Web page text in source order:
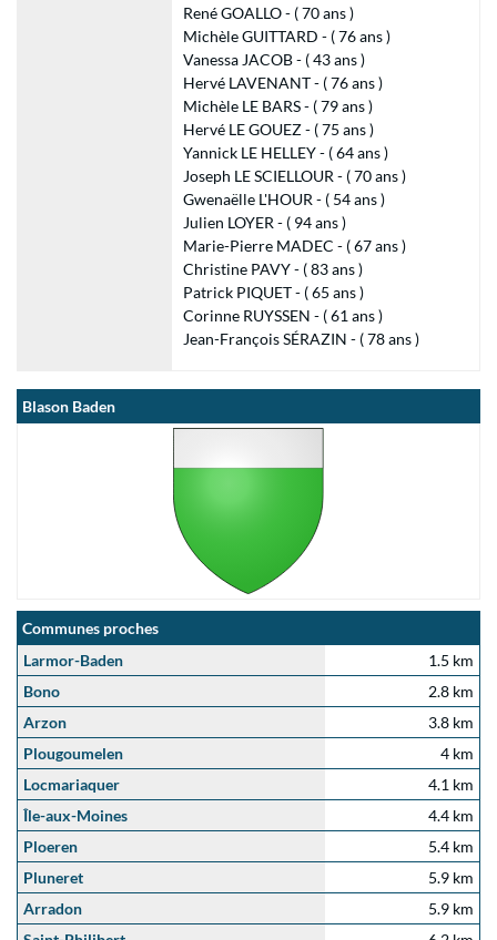
René GOALLO - ( 70 ans )
Michèle GUITTARD - ( 76 ans )
Vanessa JACOB - ( 43 ans )
Hervé LAVENANT - ( 76 ans )
Michèle LE BARS - ( 79 ans )
Hervé LE GOUEZ - ( 75 ans )
Yannick LE HELLEY - ( 64 ans )
Joseph LE SCIELLOUR - ( 70 ans )
Gwenaëlle L'HOUR - ( 54 ans )
Julien LOYER - ( 94 ans )
Marie-Pierre MADEC - ( 67 ans )
Christine PAVY - ( 83 ans )
Patrick PIQUET - ( 65 ans )
Corinne RUYSSEN - ( 61 ans )
Jean-François SÉRAZIN - ( 78 ans )
Blason Baden
Communes proches
Larmor-Baden
1.5 km
Bono
2.8 km
Arzon
3.8 km
Plougoumelen
4 km
Locmariaquer
4.1 km
Île-aux-Moines
4.4 km
Ploeren
5.4 km
Pluneret
5.9 km
Arradon
5.9 km